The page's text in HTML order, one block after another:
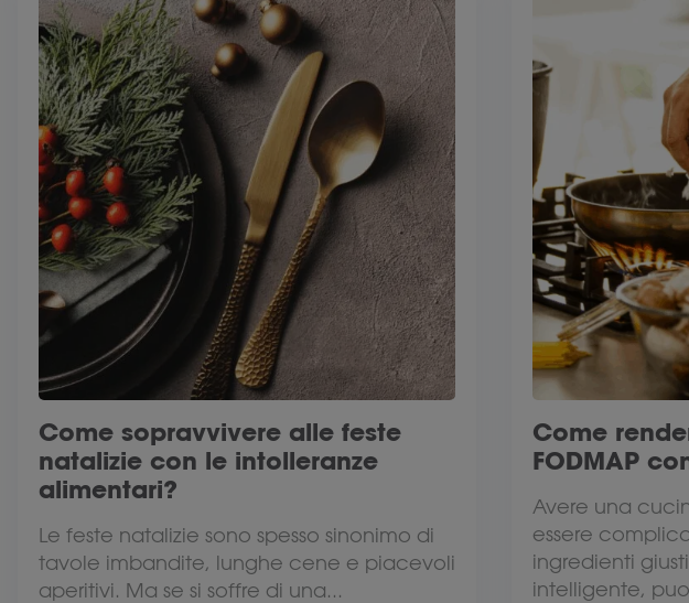
Come sopravvivere alle feste
natalizie con le intolleranze
alimentari?
Le feste natalizie sono spesso sinonimo di
tavole imbandite, lunghe cene e piacevoli
aperitivi. Ma se si soffre di una...
Come
FODMAP
Avere una
essere
ingredienti
intelligente,